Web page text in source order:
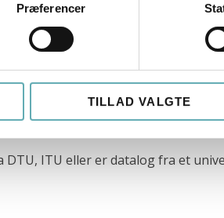
Præferencer
TILLAD VALGTE
og være i stand til at
et krav)
vægt på at du har viden om
ITU eller er datalog fra et